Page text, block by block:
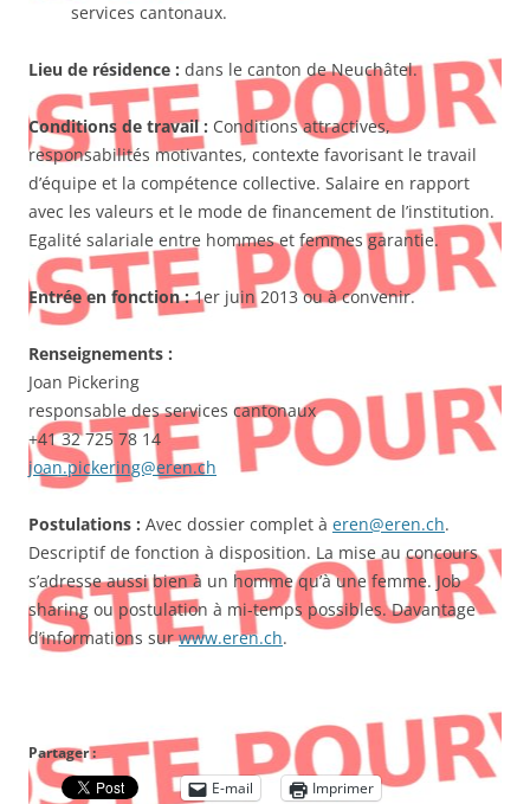
services cantonaux.
Lieu de résidence : dans le canton de Neuchâtel.
Conditions de travail : Conditions attractives,
responsabilités motivantes, contexte favorisant le travail
d’équipe et la compétence collective. Salaire en rapport
avec les valeurs et le mode de financement de l’institution.
Egalité salariale entre hommes et femmes garantie.
Entrée en fonction :1er juin 2013 ou à convenir.
Renseignements :
Joan Pickering
responsable des services cantonaux
+41 32 725 78 14
joan.pickering@eren.ch
Postulations : Avec dossier complet à eren@eren.ch.
Descriptif de fonction à disposition. La mise au concours
s’adresse aussi bien à un homme qu’à une femme. Job
sharing ou postulation à mi-temps possibles. Davantage
d’informations surwww.eren.ch.
Partager :
E-mail
Imprimer